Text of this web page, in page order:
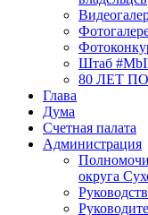
Штаб
80 ЛЕТ
Глава
Дума
Счетная палата
Администрация
округа